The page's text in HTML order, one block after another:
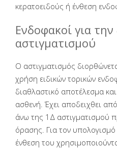
κερατοειδούς ή ένθεση
Ενδοφακοί για
αστιγματισμού
Ο αστιγματισμός
χρήση ειδικών τορικών
διαθλαστικό αποτέλεσμα
ασθενή. Έχει αποδειχθει
άνω της 1Δ αστιγματισμού
όρασης. Για τον
ένθεση του